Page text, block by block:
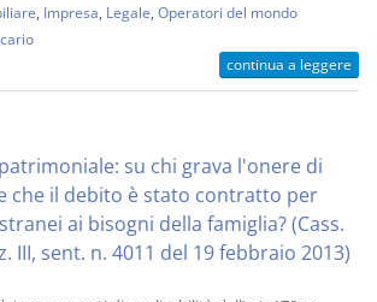
Impresa Legale Operatori del mondo
continua a leggere
su chi grava l'onere di
che il debito è stato contratto per
ai bisogni della famiglia? (Cass.
III, sent. n. 4011 del 19 febbraio 2013)